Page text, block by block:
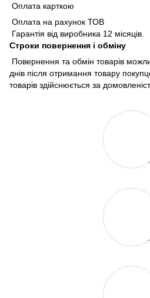
Оплата карткою
Оплата на рахунок ТОВ
Гарантія від виробника 12 місяців.
Строки повернення і обміну
Повернення та обмін товарів
днів після отримання товару
товарів здійснюється за